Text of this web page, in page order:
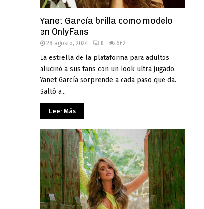
Yanet García brilla como modelo
en OnlyFans
28 agosto, 2024 0 662
La estrella de la plataforma para adultos
alucinó a sus fans con un look ultra jugado.
Yanet García sorprende a cada paso que da.
Saltó a...
Leer Más